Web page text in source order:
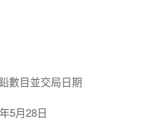
數目並交局日期
5月28日